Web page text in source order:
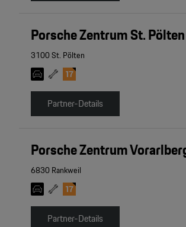
Porsche Zentrum St. Pölten
3100 St. Pölten
Partner-Details
Porsche Zentrum
6830 Rankweil
Partner-Details